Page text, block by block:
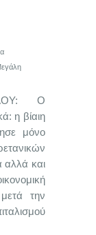
Ο
η βίαιη
μόνο
αλλά και
την